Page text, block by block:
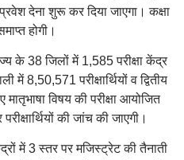
देना शुरू कर दिया जाएगा। कक्षा
होगी।
के 38 जिलों में 1,585 परीक्षा केंद्र
8,50,571 परीक्षार्थियों व द्वितीय
मातृभाषा विषय की परीक्षा आयोजित
की जांच की जाएगी।
में 3 स्तर पर मजिस्ट्रेट की तैनाती